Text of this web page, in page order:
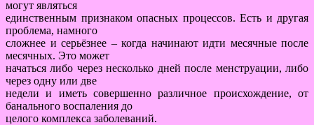
могут являться
единственным признаком опасных процессов. Есть и другая
проблема, намного
сложнее и серьёзнее – когда начинают идти месячные после
месячных. Это может
начаться либо через несколько дней после менструации, либо
через одну или две
недели и иметь совершенно различное происхождение, от
банального воспаления до
целого комплекса заболеваний.